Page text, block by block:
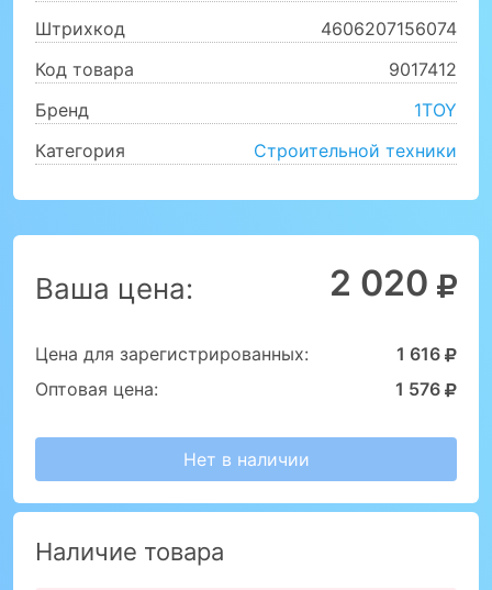
Штрихкод
4606207156074
Код товара
9017412
Бренд
1TOY
Категория
Строительной техники
Ваша цена: 2 020
Цена для зарегистрированных:
1 616
Оптовая цена:
1 576
Нет в наличии
Наличие товара